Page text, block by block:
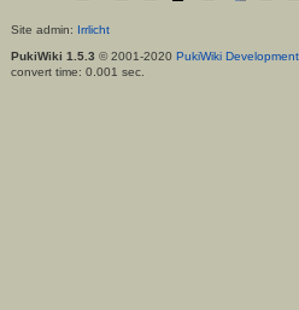
Site admin: Irrlicht
PukiWiki 1.5.3 © 2001-2020 PukiWiki
convert time: 0.001 sec.